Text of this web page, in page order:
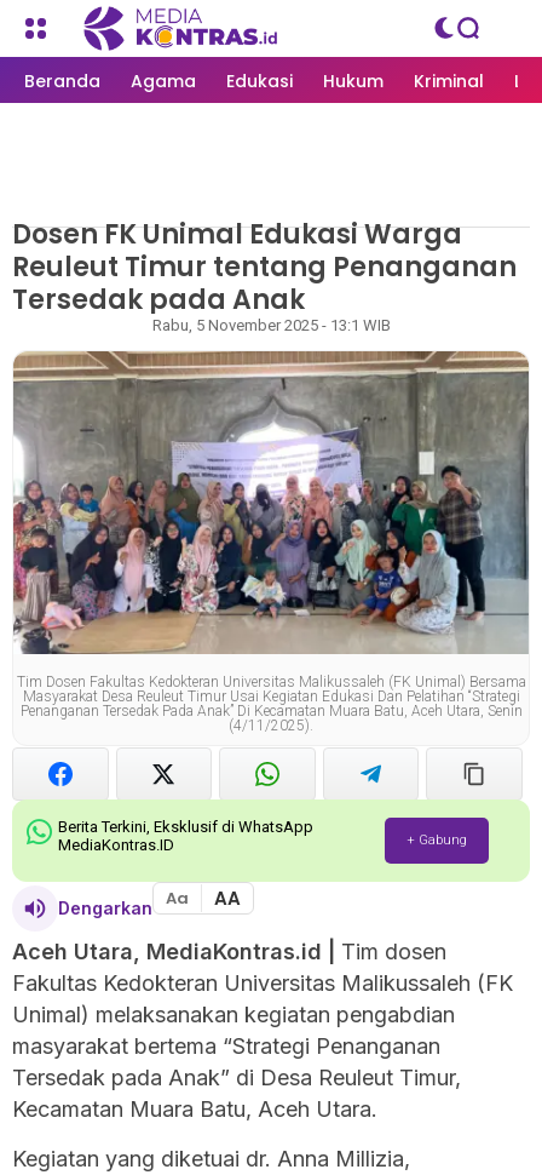
Beranda Agama Edukasi Hukum Kriminal
MEDIAKONTRAS.ID/ EDUKASI
Dosen FK Unimal Edukasi Warga
Reuleut Timur tentang Penanganan
Tersedak pada Anak
Rabu, 5 November 2025 - 13:1 WIB
Tim Dosen Fakultas Kedokteran Universitas Malikussaleh (FK Unimal) Bersama
Masyarakat Desa Reuleut Timur Usai Kegiatan Edukasi Dan Pelatihan “Strategi
Penanganan Tersedak Pada Anak” Di Kecamatan Muara Batu, Aceh Utara, Senin
(4/11/2025).
Berita Terkini, Eksklusif di WhatsApp
MediaKontras.ID
+ Gabung
Dengarkan Aa AA
Aceh Utara, MediaKontras.id |
Tim dosen
Fakultas Kedokteran Universitas Malikussaleh (FK
Unimal) melaksanakan kegiatan pengabdian
masyarakat bertema “Strategi Penanganan
Tersedak pada Anak” di Desa Reuleut Timur,
Kecamatan Muara Batu, Aceh Utara.
Kegiatan yang diketuai dr. Anna Millizia,